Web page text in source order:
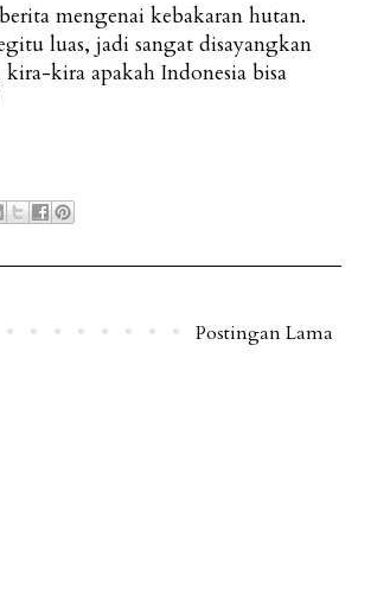
mengenai kebakaran hutan.
luas, jadi sangat disayangkan
kira apakah Indonesia bisa
Postingan Lama